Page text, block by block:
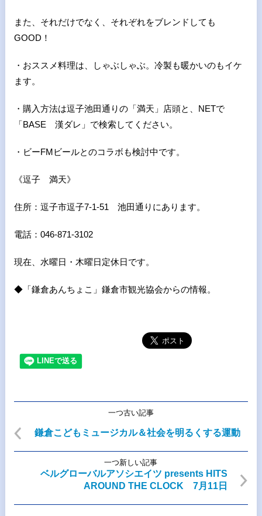
また、それだけでなく、それぞれをブレンドしても
GOOD！
・おススメ料理は、しゃぶしゃぶ。冷製も暖かいのもイケ
ます。
・購入方法は逗子池田通りの「満天」店頭と、NETで
「BASE 漢ダレ」で検索してください。
・ビーFMビールとのコラボも検討中です。
《逗子 満天》
住所：逗子市逗子7-1-51 池田通りにあります。
電話：046-871-3102
現在、水曜日・木曜日定休日です。
◆「鎌倉あんちょこ」鎌倉市観光協会からの情報。
一つ古い記事
鎌倉こどもミュージカル＆社会を明るくする運動
一つ新しい記事
ベルグローバルアソシエイツ presents HITS
AROUND THE CLOCK 7月11日